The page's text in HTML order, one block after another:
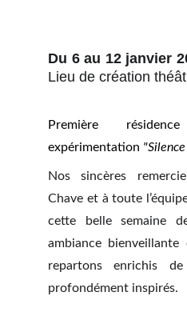
Du 6 au 12 janvier
Lieu de création
Première
expérimentation
Nos sincères
Chave et à toute
cette belle semaine
ambiance bienveillante
repartons enrichis
profondément inspirés.